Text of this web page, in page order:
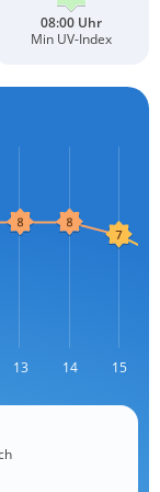
08:00 Uhr
Min UV-Index
13 14 15